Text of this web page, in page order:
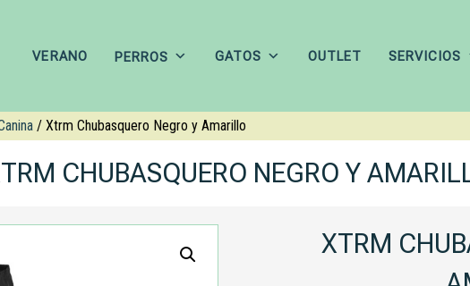
VERANO PERROS GATOS OUTLET SERVICIOS
/ Xtrm Chubasquero Negro y Amarillo
CHUBASQUERO NEGRO Y
XTRM